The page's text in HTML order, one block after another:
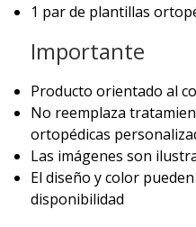
1 par de plantillas
Importante
Producto orientado al
No reemplaza
ortopédicas
Las imágenes son
El diseño y color
disponibilidad